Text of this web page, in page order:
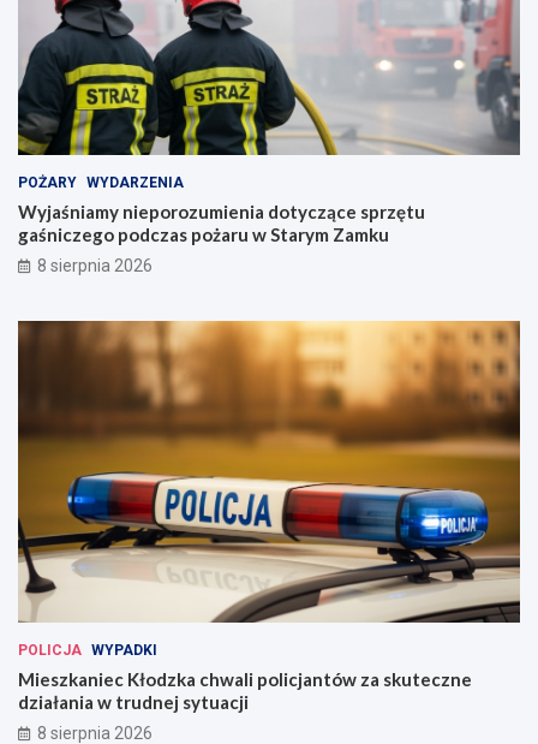
POŻARY WYDARZENIA
Wyjaśniamy nieporozumienia dotyczące sprzętu
gaśniczego podczas pożaru w Starym Zamku
8 sierpnia 2026
POLICJA WYPADKI
Mieszkaniec Kłodzka chwali policjantów za skuteczne
działania w trudnej sytuacji
8 sierpnia 2026